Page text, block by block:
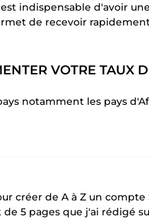
indispensable d'avoir
de recevoir
VOTRE TAUX
notamment les pays
créer de A à Z un
5 pages que j'ai rédigé